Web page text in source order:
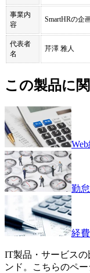
事業内
容
SmartHRの企
代表者
名
芹澤 雅人
この製品に
勤
経
IT製品・サービス
ンド。こちらのペー